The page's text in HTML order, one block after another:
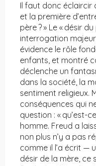
Il faut donc éclaircir
et la première
père ? » Le « désir
interrogation
évidence le rôle
enfants, et montré
déclenche un
dans la société, la
sentiment religieux.
conséquences qui
question : « qu’est-
homme. Freud a
non plus n’y a pas
comme il l’a écrit —
désir de la mère, ce